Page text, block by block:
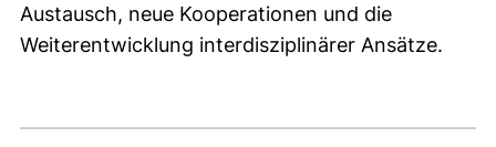
Austausch, neue Kooperationen und die
Weiterentwicklung interdisziplinärer Ansätze.